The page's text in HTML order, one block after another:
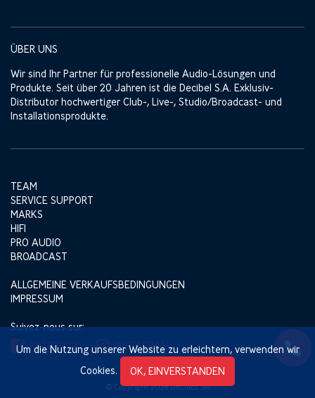
Um die Nutzung unserer Website zu erleichtern, verwenden wir
Cookies.
OK, EINVERSTANDEN
ÜBER UNS
Wir sind Ihr Partner für professionelle Audio-Lösungen und
Produkte. Seit über 20 Jahren ist die Decibel S.A. Exklusiv-
Distributor hochwertiger Club-, Live-, Studio/Broadcast- und
Installationsprodukte.
TEAM
SERVICE SUPPORT
MARKS
HIFI
PRO AUDIO
BROADCAST
ALLGEMEINE VERKAUFSBEDINGUNGEN
IMPRESSUM
Suivez-nous sur:
FACEBOOK
INSTAGRAM
© Copyright 2026 DECIBEL SA